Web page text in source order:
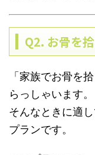
Q2. お骨を
「家族でお骨を
らっしゃいます。
そんなときに適し
プランです。